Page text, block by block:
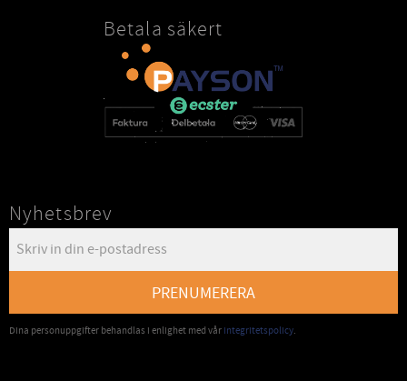
Betala säkert
Nyhetsbrev
PRENUMERERA
Dina personuppgifter behandlas i enlighet med vår integritetspolicy.